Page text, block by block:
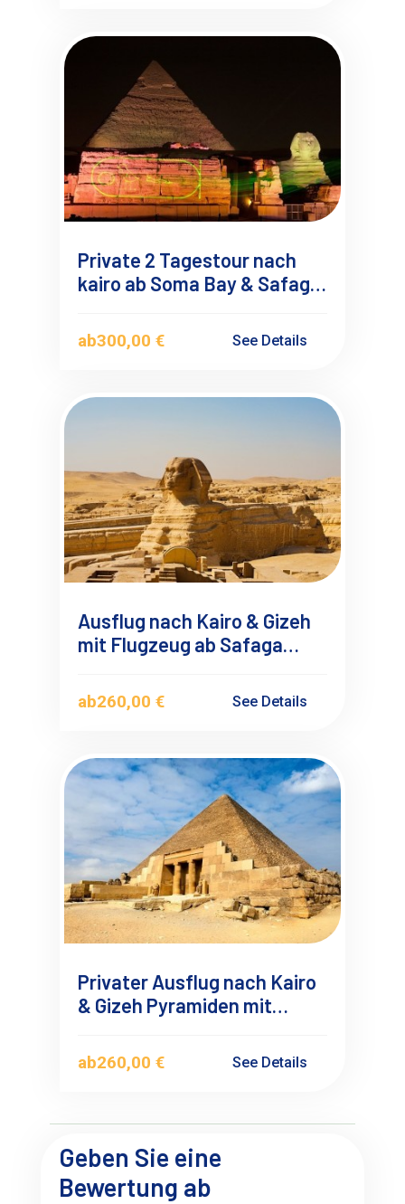
Private 2 Tagestour nach
kairo ab Soma Bay & Safaga
Deutschsprachigen
Reiseführer
ab300,00 € See Details
Ausflug nach Kairo & Gizeh
mit Flugzeug ab Safaga
ab260,00 € See Details
Privater Ausflug nach Kairo
& Gizeh Pyramiden mit
bay
ab260,00 € See Details
Geben Sie eine
Bewertung ab